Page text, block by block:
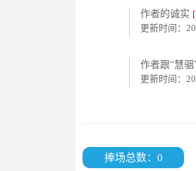
作者的诚实
更新时间：
作者跟“慧骃
更新时间：
捧场总数：0